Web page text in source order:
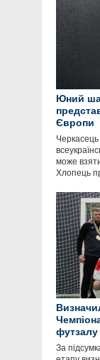
Юний
Європи
може
Хлопець
футзалу
За